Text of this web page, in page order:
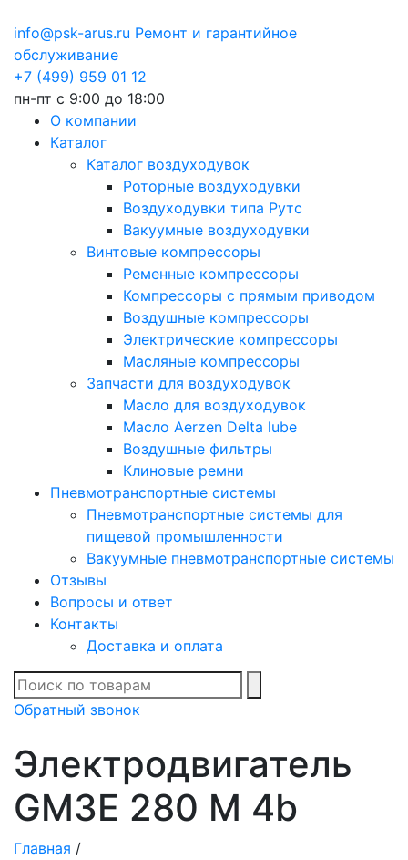
info@psk-arus.ru Ремонт и гарантийное
обслуживание
+7 (499) 959 01 12
пн-пт с 9:00 до 18:00
О компании
Каталог
Каталог воздуходувок
Роторные воздуходувки
Воздуходувки типа Рутс
Вакуумные воздуходувки
Винтовые компрессоры
Ременные компрессоры
Компрессоры с прямым приводом
Воздушные компрессоры
Электрические компрессоры
Масляные компрессоры
Запчасти для воздуходувок
Масло для воздуходувок
Масло Aerzen Delta lube
Воздушные фильтры
Клиновые ремни
Пневмотранспортные системы
Пневмотранспортные системы для
пищевой промышленности
Вакуумные пневмотранспортные системы
Отзывы
Вопросы и ответ
Контакты
Доставка и оплата
Обратный звонок
Электродвигатель
GM3E 280 M 4b
Главная /